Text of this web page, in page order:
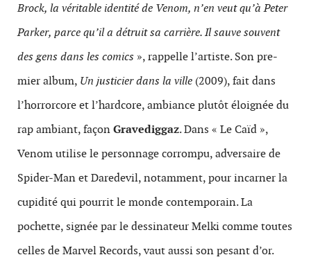
Brock, la véritable identité de Venom, n’en veut qu’à Peter
Parker, parce qu’il a détruit sa carrière. Il sauve souvent
des gens dans les comics », rappelle l’artiste. Son pre­
mier album, Un jus­ticier dans la ville (2009), fait dans
l’horrorcore et l’hardcore, ambiance plutôt éloignée du
rap ambiant, façonGravediggaz. Dans « Le Caïd »,
Venom utilise le per­son­nage cor­rompu, adver­saire de
Spider-Man et Dare­devil, notamment, pour incar­ner la
cupid­ité qui pourrit le monde con­tem­po­rain. La
pochette, signée par le dessi­na­teur Melki comme toutes
celles de Mar­vel Records, vaut aussi son pesant d’or.